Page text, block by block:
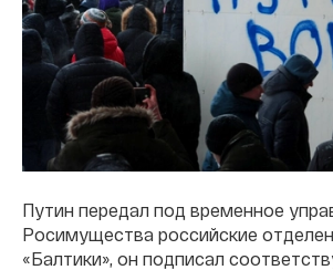
Путин передал под временное
Росимущества российские
«Балтики», он подписал